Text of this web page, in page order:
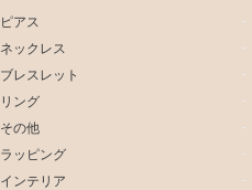
ピアス
ネックレス
ブレスレット
リング
その他
ラッピング
インテリア